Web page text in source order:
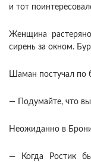
и тот
Женщина
сирень за окном.
Шаман постучал по
— Подумайте, что
Неожиданно в
— Когда Ростик